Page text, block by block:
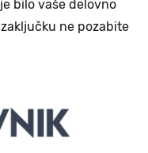
bilo vaše delovno
ne pozabite